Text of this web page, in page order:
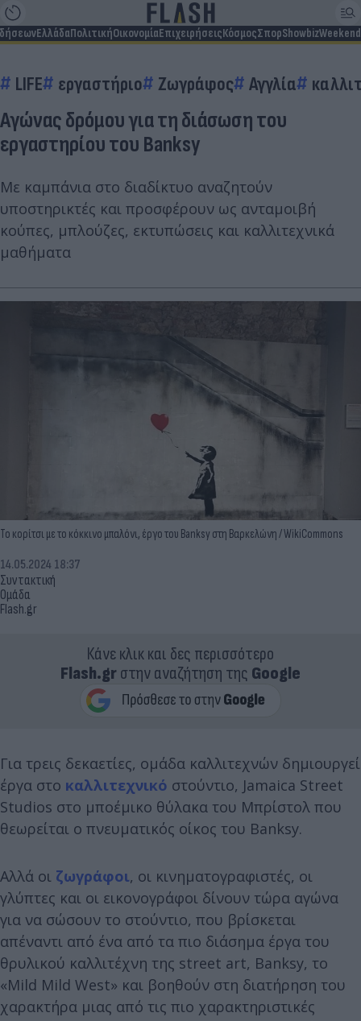
ΕλλάδαΠολιτικήΟικονομίαΕπιχειρήσειςΚόσμοςΣπορShowbizWeekend
LIFE εργαστήριο Zωγράφος Αγγλία
Αγώνας δρόμου για τη διάσωση του
εργαστηρίου του Banksy
Με καμπάνια στο διαδίκτυο αναζητούν
υποστηρικτές και προσφέρουν ως ανταμοιβή
κούπες, μπλούζες, εκτυπώσεις και καλλιτεχνικά
μαθήματα
Το κορίτσι με το κόκκινο μπαλόνι, έργο του Banksy στη Βαρκελώνη / WikiCommons
Συντακτική
Ομάδα
Flash.gr
14.05.2024 18:37
Κάνε κλικ και δες περισσότερο
Flash.grστην αναζήτηση της Google
Για τρεις δεκαετίες, ομάδα καλλιτεχνών δημιουργεί
έργα στο καλλιτεχνικό στούντιο, Jamaica Street
Studios στο μποέμικο θύλακα του Μπρίστολ που
θεωρείται o πνευματικός οίκος του Banksy.
Αλλά οι ζωγράφοι, οι κινηματογραφιστές, οι
γλύπτες και οι εικονογράφοι δίνουν τώρα αγώνα
για να σώσουν το στούντιο, που βρίσκεται
απέναντι από ένα από τα πιο διάσημα έργα του
θρυλικού καλλιτέχνη της street art, Banksy, το
«Mild Mild West» και βοηθούν στη διατήρηση του
χαρακτήρα μιας από τις πιο χαρακτηριστικές